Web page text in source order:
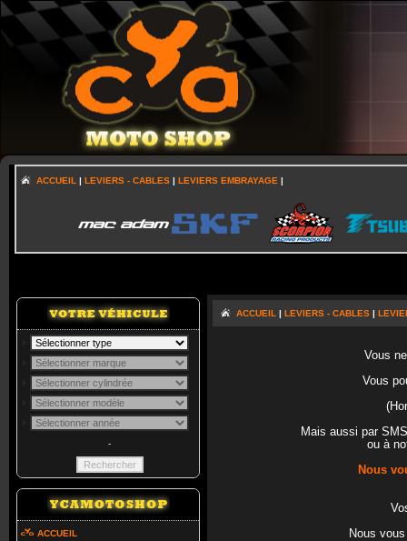
ACCUEIL | LEVIERS - CABLES | LEVIERS EMBRAYAGE |
-
ACCUEIL
ACCUEIL | LEVIERS - CABLES |
Vous
Vous
Mais aussi par
ou à
Nous
Nous